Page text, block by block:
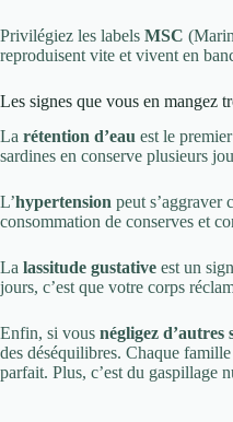
Privilégiez les labels MSC
reproduisent vite et vivent en
Les signes que vous en mangez
La rétention d’eau est le
sardines en conserve plusieurs
L’hypertension peut s’aggraver
consommation de conserves et
La lassitude gustative est un
jours, c’est que votre corps
Enfin, si vous négligez d’autres
des déséquilibres. Chaque
parfait. Plus, c’est du gaspillage